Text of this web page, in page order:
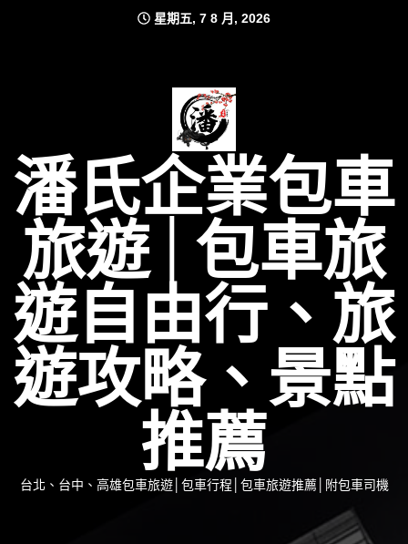
星期五, 7 8 月, 2026
潘氏企業包車
旅遊│包車旅
遊自由行、旅
遊攻略、景點
推薦
台北、台中、高雄包車旅遊│包車行程│包車旅遊推薦│附包車司機